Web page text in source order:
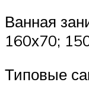
Ванная
160х70;
Типовые